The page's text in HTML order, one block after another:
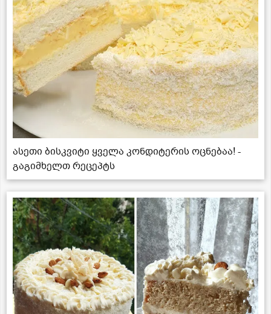
ასეთი ბისკვიტი ყველა კონდიტერის ოცნებაა! -
გაგიმხელთ რეცეპტს